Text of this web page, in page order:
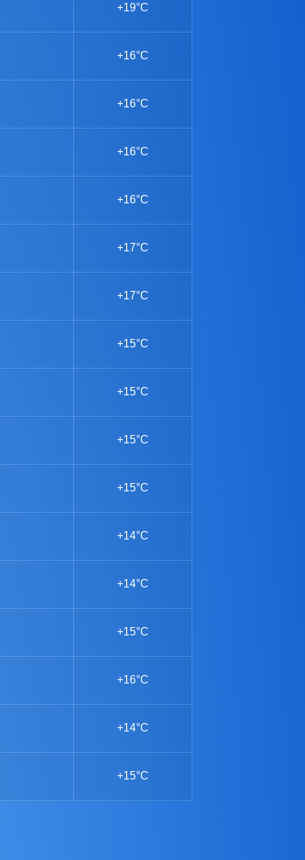
+19°C
+16°C
+16°C
+16°C
+16°C
+17°C
+17°C
+15°C
+15°C
+15°C
+15°C
+14°C
+14°C
+15°C
+16°C
+14°C
+15°C